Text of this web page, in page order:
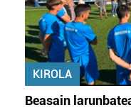
KIROLA
Beasain